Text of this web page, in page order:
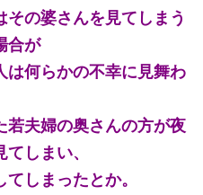
の婆さんを見てしまう
合が
は何らかの不幸に見舞わ
若夫婦の奥さんの方が夜
しまい、
しまったとか。